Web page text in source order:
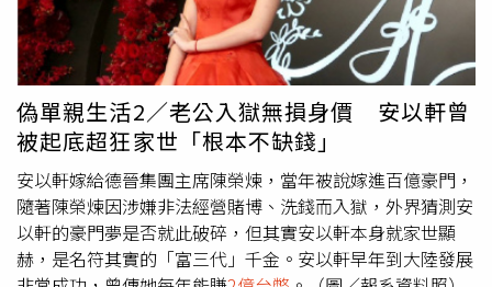
事》、《艋舺》、《角頭-浪流連》及膾炙人口的影集及電
視劇、《華燈初上》、《一把青》、《影后》、《茶金》、
《我們與惡的距離》等。電影《刻在你心底的名字》為拍攝
前來瞻仰蔣經國總統儀容的人龍，劇組在北安路進行交通管
制，鋪設長達30公尺的軌道進行拍攝。（圖／台北市電影委
員會）除了展出本會協拍影像資料、場景勘景紀錄與劇組實
際拍攝案例，特展也規畫讓民眾藉由互動體驗拉近和「拍
片」的距離：「穿越虛實：VR勘景體驗」單元主題，讓民
眾體驗線上勘景，藉由VR科技帶大家穿越台北場景現場，
體驗虛擬與實境的結合互動。而「模擬協拍影像製作體驗」
影迷敲碗續集，編導確實也在電影尾聲埋下後續的伏筆。飾
演驅魔人阿生的張軒睿，在上周末映後時，被問是否還會再
演續集？他笑說：「彩蛋是我的櫃子，如果我的櫃子打開前
面卻不是我，我會很難過！」不只原班人馬暗示延續，就連
主角的好友柯震東也感染此片熱度，在自己的直播中放話：
「《泥娃娃》如果破億的話，下一集就有我！我就演泥娃娃
囉！」目前全台票房已破7600萬元。本周前十名的恐怖類
型就有兩部，包括冠軍《泥娃娃》及第5名的印尼鬼片《吊
鬼祭》。第4名的《創：戰神》及第7名的《96分鐘》皆為
大展華麗視覺場面的動作類型，《96分鐘》在台票房已逼近
偽單親生活2／老公入獄無損身價 安以軒曾
被起底超狂家世「根本不缺錢」
安以軒嫁給德晉集團主席陳榮煉，當年被說嫁進百億豪門，
隨著陳榮煉因涉嫌非法經營賭博、洗錢而入獄，外界猜測安
以軒的豪門夢是否就此破碎，但其實安以軒本身就家世顯
赫，是名符其實的「富三代」千金。安以軒早年到大陸發展